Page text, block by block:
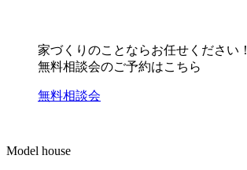
家づくりのことならお任せください！
無料相談会のご予約はこちら
無料相談会
Model house